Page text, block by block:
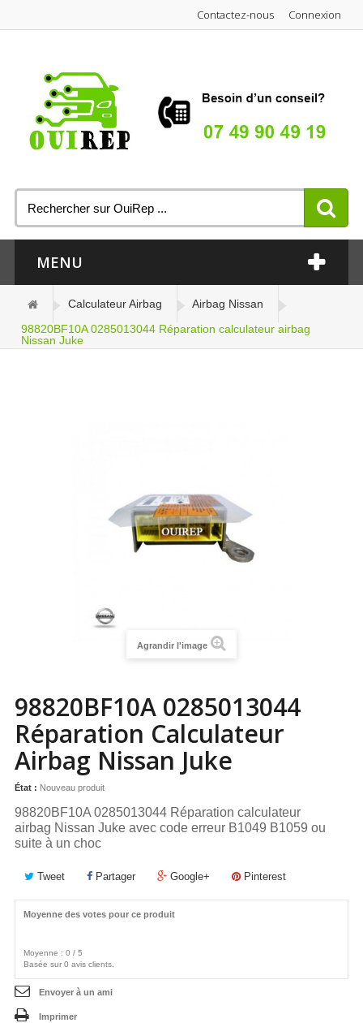
Connexion
Contactez-nous
MENU
Calculateur Airbag
Airbag Nissan
98820BF10A 0285013044 Réparation calculateur airbag
Nissan Juke
Agrandir l'image
98820BF10A 0285013044
Réparation Calculateur
Airbag Nissan Juke
État : Nouveau produit
98820BF10A 0285013044 Réparation calculateur
airbag Nissan Juke avec code erreur B1049 B1059 ou
suite à un choc
Tweet Partager Google+ Pinterest
Moyenne des votes pour ce produit
Moyenne : 0 / 5
Basée sur 0 avis clients.
Envoyer à un ami
Imprimer